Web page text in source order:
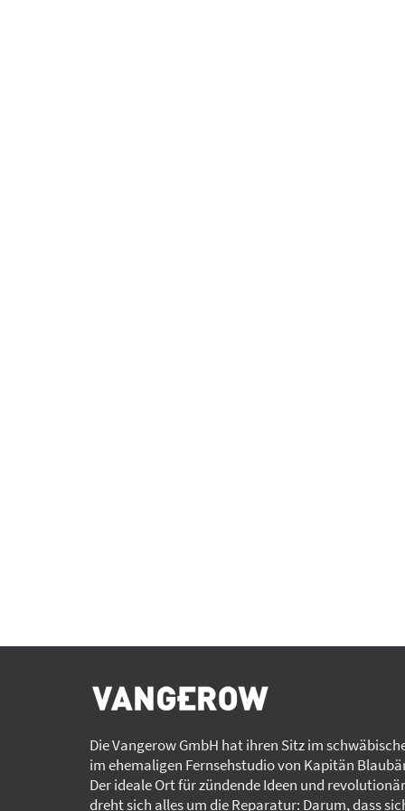
Die Vangerow GmbH hat ihren Sitz im
im ehemaligen Fernsehstudio von Kapitän
Der ideale Ort für zündende Ideen und
dreht sich alles um die Reparatur: Darum, dass